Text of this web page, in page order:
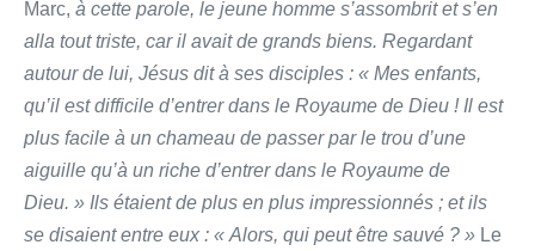
Marc, à cette parole, le jeune homme s’assombrit et s’en
alla tout triste, car il avait de grands biens. Regardant
autour de lui, Jésus dit à ses disciples : « Mes enfants,
qu’il est difficile d’entrer dans le Royaume de Dieu ! Il est
plus facile à un chameau de passer par le trou d’une
aiguille qu’à un riche d’entrer dans le Royaume de
Dieu. » Ils étaient de plus en plus impressionnés ; et ils
se disaient entre eux : « Alors, qui peut être sauvé ? » Le